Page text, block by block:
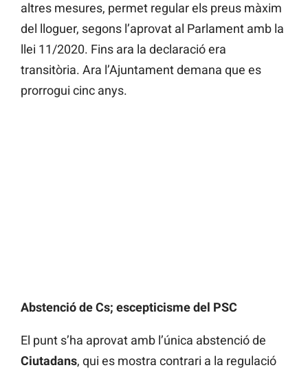
altres mesures, permet regular els preus màxim
del lloguer, segons l’aprovat al Parlament amb la
llei 11/2020. Fins ara la declaració era
transitòria. Ara l’Ajuntament demana que es
prorrogui cinc anys.
Abstenció de Cs; escepticisme del PSC
El punt s’ha aprovat amb l’única abstenció de
Ciutadans, qui es mostra contrari a la regulació